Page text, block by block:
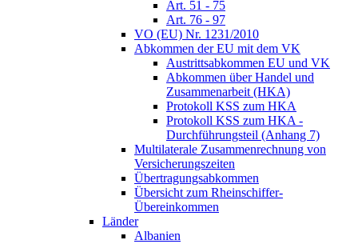
Art. 51 - 75
Art. 76 - 97
VO (EU) Nr. 1231/2010
Abkommen der EU mit dem VK
Austrittsabkommen EU und VK
Abkommen über Handel und
Zusammenarbeit (HKA)
Protokoll KSS zum HKA
Protokoll KSS zum HKA -
Durchführungsteil (Anhang 7)
Multilaterale Zusammenrechnung von
Versicherungszeiten
Übertragungsabkommen
Übersicht zum Rheinschiffer-
Übereinkommen
Länder
Albanien